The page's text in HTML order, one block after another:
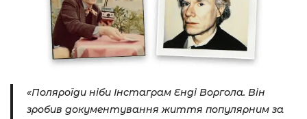
«Поляроїди ніби Інстаграм Енді Воргола. Він
зробив документування життя популярним за